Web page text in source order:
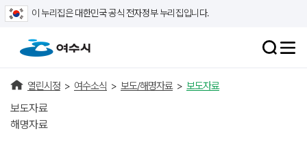
이 누리집은 대한민국 공식 전자정부 누리집입니다.
열린시정 > 여수소식 > 보도/해명자료 > 보도자료
보도자료
해명자료